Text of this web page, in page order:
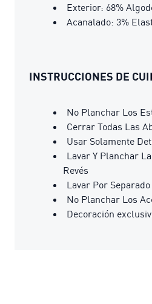
Exterior: 68%
Acanalado: 3%
INSTRUCCIONES DE
No Planchar Los
Cerrar Todas Las
Usar Solamente
Lavar Y Planchar
Revés
Lavar Por Separado
No Planchar Los
Decoración